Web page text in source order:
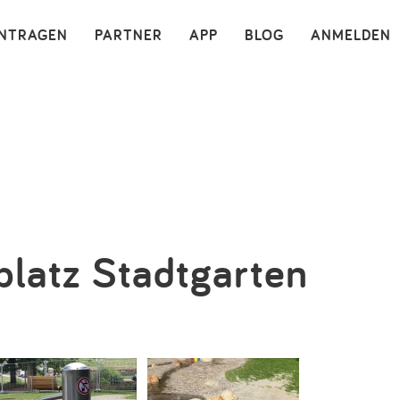
ANMELDEN
BLOG
APP
PARTNER ×
Stadtgarten